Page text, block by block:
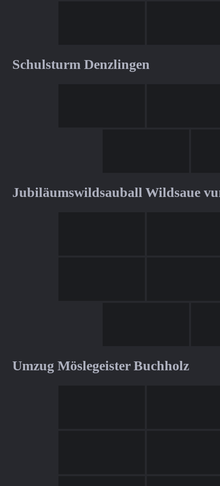
Schulsturm Denzlingen
Jubiläumswildsauball Wildsaue
Umzug Möslegeister Buchholz